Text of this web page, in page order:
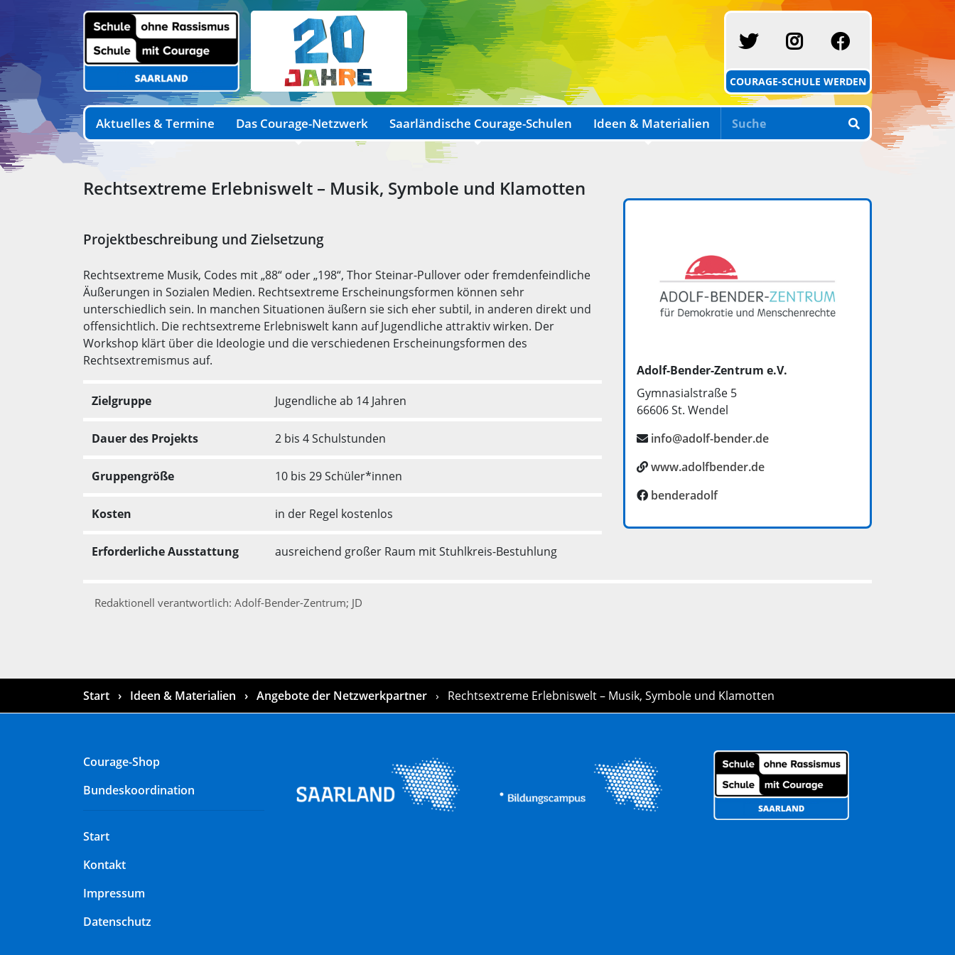
SCHULE MIT
INSTAGRAMFACEBOOK
COURAGE-SCHULE WERDEN
Aktuelles & Termine Das Courage-Netzwerk Saarländische Courage-Schulen Ideen & Materialien
Adolf-Bender-Zentrum e.V.
Gymnasialstraße 5
66606St. Wendel
info@adolf-bender.de
www.adolfbender.de
Facebook:
benderadolf
Rechtsextreme Erlebniswelt – Musik, Symbole und Klamotten
Projektbeschreibung und Zielsetzung
Rechtsextreme Musik, Codes mit „88“ oder „198“, Thor Steinar-Pullover oder fremdenfeindliche
Äußerungen in Sozialen Medien. Rechtsextreme Erscheinungsformen können sehr
unterschiedlich sein. In manchen Situationen äußern sie sich eher subtil, in anderen direkt und
offensichtlich. Die rechtsextreme Erlebniswelt kann auf Jugendliche attraktiv wirken. Der
Workshop klärt über die Ideologie und die verschiedenen Erscheinungsformen des
Rechtsextremismus auf.
Zielgruppe Jugendliche ab 14 Jahren
Dauer des Projekts 2 bis 4 Schulstunden
Gruppengröße 10 bis 29 Schüler*innen
Kosten in der Regel kostenlos
Erforderliche Ausstattung ausreichend großer Raum mit Stuhlkreis-Bestuhlung
Redaktionell verantwortlich: Adolf-Bender-Zentrum; JD
Start Ideen & Materialien Angebote der Netzwerkpartner Rechtsextreme Erlebniswelt – Musik, Symbole und Klamotten
Courage-Shop
Bundeskoordination
Start
Kontakt
Impressum
Datenschutz